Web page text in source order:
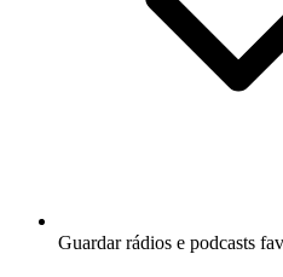
Guardar rádios e podcasts